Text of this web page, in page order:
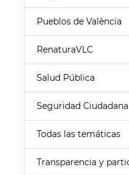
Pueblos de València
RenaturaVLC
Salud Pública
Seguridad Ciudadana
Todas las temáticas
Transparencia y